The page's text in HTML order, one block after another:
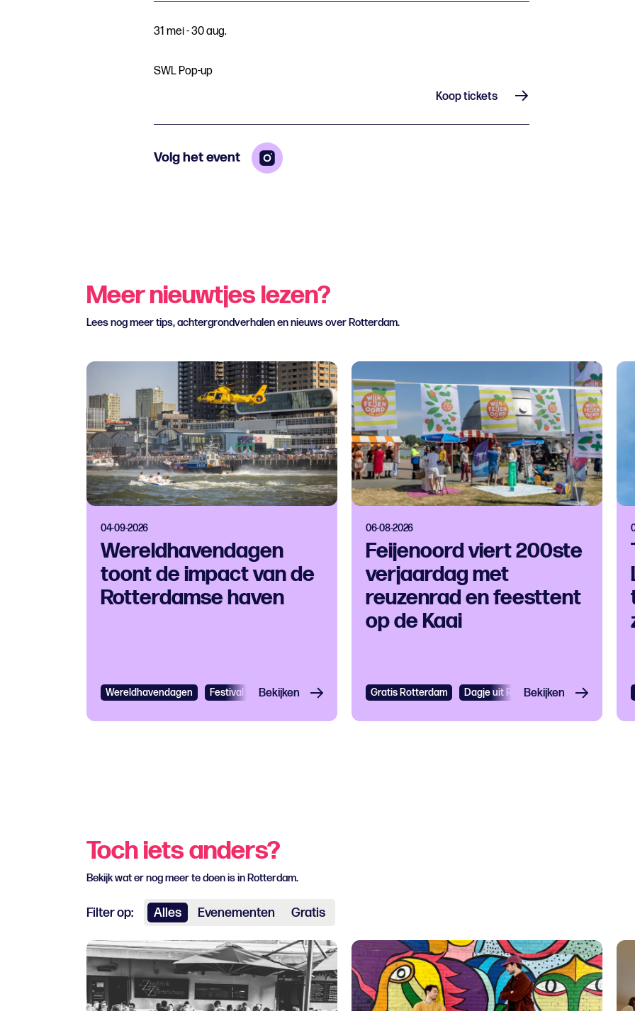
31 mei - 30 aug.
SWL Pop-up
Koop tickets
Volg het event
Meer nieuwtjes lezen?
Lees nog meer tips, achtergrondverhalen en nieuws over Rotterdam.
04-09-2026
Wereldhavendagen
toont de impact van de
Rotterdamse haven
Wereldhavendagen Festival Gratis Festival Grootstedelijk evenement Open dag
Bekijken
06-08-2026
Feijenoord viert 200ste
verjaardag met
reuzenrad en feesttent
op de Kaai
Gratis Rotterdam Dagje uit Rotterdam Festivals
Bekijken
Toch iets anders?
Bekijk wat er nog meer te doen is in Rotterdam.
Filter op: Alles Evenementen Gratis